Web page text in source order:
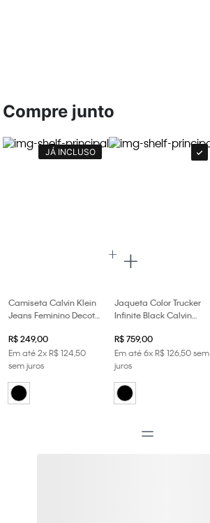
Compre junto
JÁ INCLUSO
Camiseta Calvin Klein
Jeans Feminino Decote
Preto
R$249,00
Em até2xR$124,50
sem juros
Jaqueta Color Trucker
Infinite Black Calvin
R$759,00
Em até6xR$126,50sem
juros